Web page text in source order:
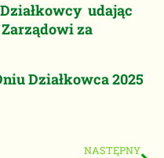
Działkowcy udając
za
Działkowca 2025
NASTĘPNY